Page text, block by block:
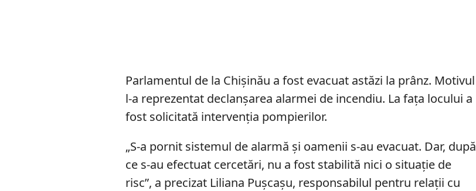
Parlamentul de la Chișinău a fost evacuat astăzi la prânz. Motivul
l-a reprezentat declanșarea alarmei de incendiu. La fața locului a
fost solicitată intervenția pompierilor.
„S-a pornit sistemul de alarmă și oamenii s-au evacuat. Dar, după
ce s-au efectuat cercetări, nu a fost stabilită nici o situație de
risc”, a precizat Liliana Pușcașu, responsabilul pentru relații cu